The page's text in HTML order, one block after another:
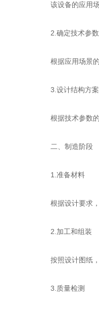
该设备的应用场
2.确定技术参数
根据应用场景的
3.设计结构方案
根据技术参数的
二、制造阶段
1.准备材料
根据设计要求，
2.加工和组装
按照设计图纸，
3.质量检测